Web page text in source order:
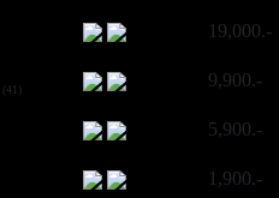
19,000.-
(41) 9,900.-
5,900.-
1,900.-